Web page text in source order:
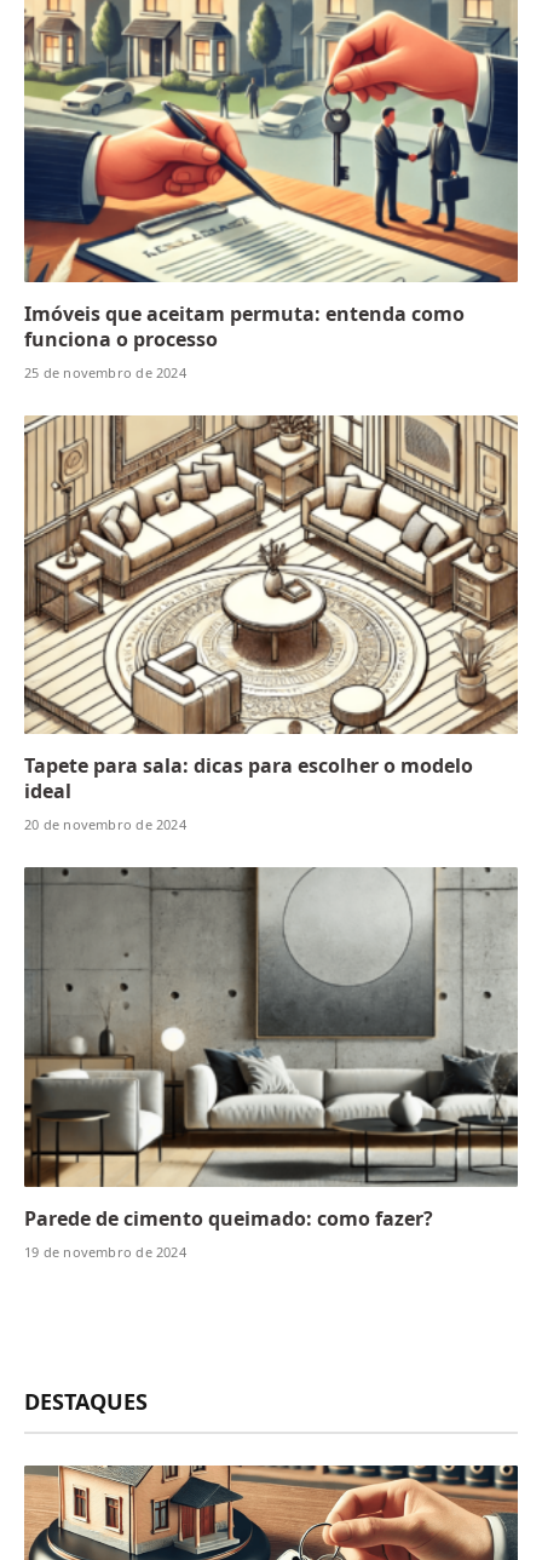
Imóveis que aceitam permuta: entenda como
funciona o processo
25 de novembro de 2024
Tapete para sala: dicas para escolher o modelo
ideal
20 de novembro de 2024
Parede de cimento queimado: como fazer?
19 de novembro de 2024
DESTAQUES